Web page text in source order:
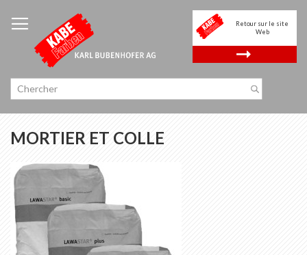
au
contenu
Retour sur le site
Web
.
MORTIER ET COLLE